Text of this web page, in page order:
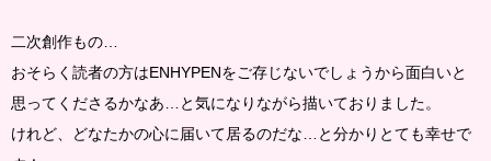
二次創作もの…
おそらく読者の方はENHYPENをご存じないでしょうから面白いと
思ってくださるかなあ…と気になりながら描いておりました。
けれど、どなたかの心に届いて居るのだな…と分かりとても幸せで